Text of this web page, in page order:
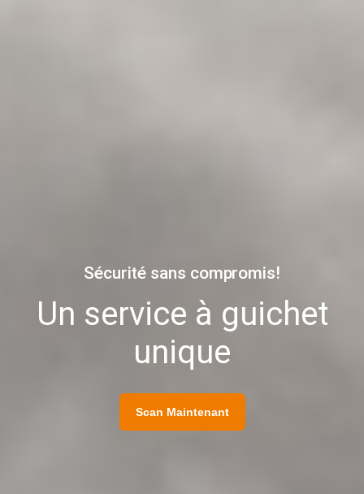
Sécurité sans compromis!
Un service à guichet
unique
Scan Maintenant